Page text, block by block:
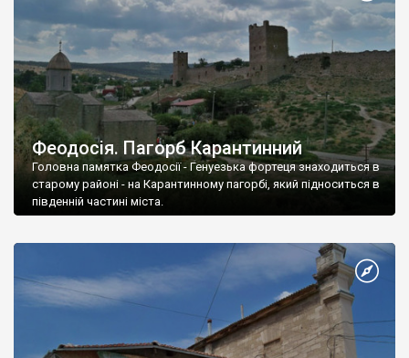
Феодосія. Пагорб Карантинний
Головна памятка Феодосії - Генуезька фортеця знаходиться в
старому районі - на Карантинному пагорбі, який підноситься в
південній частині міста.